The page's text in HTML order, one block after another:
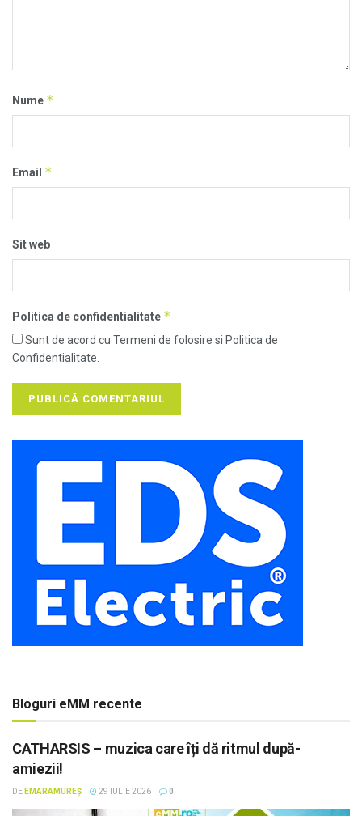
Nume *
Email *
Sit web
Politica de confidentialitate *
Sunt de acord cu Termeni de folosire si Politica de
Confidentialitate.
Bloguri eMM recente
CATHARSIS – muzica care îți dă ritmul după-
amiezii!
DE EMARAMUREȘ 29 IULIE 2026 0